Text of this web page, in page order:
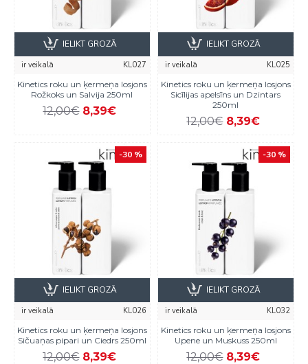
ir veikalā
KL027
Kinetics roku un ķermeņa losjons
Rožkoks un Salvija 250ml
12,00€ 8,39€
IELIKT GROZĀ
ir veikalā
KL025
Kinetics roku un ķermeņa losjons
Sicīlijas apelsīns un Dzintars
250ml
12,00€ 8,39€
IELIKT GROZĀ
-30 %
ir veikalā
KL026
Kinetics roku un ķermeņa losjons
Sičuaņas pipari un Ciedrs 250ml
12,00€ 8,39€
IELIKT GROZĀ
-30 %
ir veikalā
KL032
Kinetics roku un ķermeņa losjons
Upene un Muskuss 250ml
12,00€ 8,39€
IELIKT GROZĀ